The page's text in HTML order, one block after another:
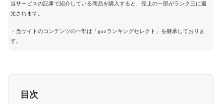
当サービスの記事で紹介している商品を購入すると、売上の一部がランク王に還
元されます。
・当サイトのコンテンツの一部は「gooランキングセレクト」を継承しておりま
す。
目次